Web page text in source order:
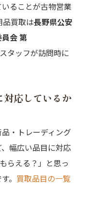
ることが古物営業
品買取は長野県公安
会 第
タッフが訪問時に
応しているか
・トレーディング
幅広い品目に対応
らえる？」と思っ
。 買取品目の一覧